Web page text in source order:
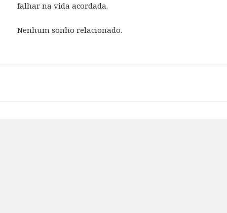
falhar na vida acordada.
Nenhum sonho relacionado.